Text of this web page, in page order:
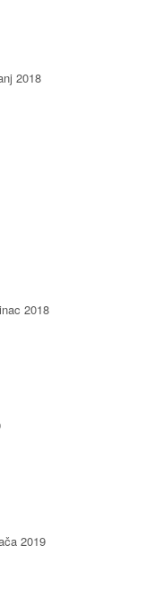
2018
2018
2019